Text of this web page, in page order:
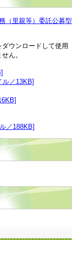
（里親等）委託公募型
ウンロードして使用
ん。
ル／13KB]
／188KB]